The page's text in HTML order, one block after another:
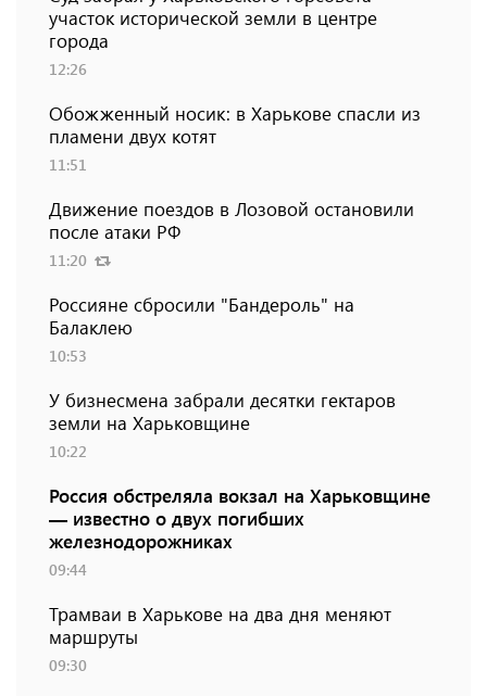
участок исторической земли в центре
города
12:26
Обожженный носик: в Харькове спасли из
пламени двух котят
11:51
Движение поездов в Лозовой остановили
после атаки РФ
11:20
Россияне сбросили "Бандероль" на
Балаклею
10:53
У бизнесмена забрали десятки гектаров
земли на Харьковщине
10:22
Россия обстреляла вокзал на Харьковщине
— известно о двух погибших
железнодорожниках
09:44
Трамваи в Харькове на два дня меняют
маршруты
09:30